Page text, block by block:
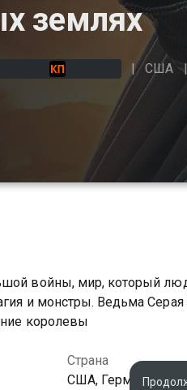
землях
США
войны, мир, который
и монстры. Ведьма Серая
королевы
Страна
США, Германия,